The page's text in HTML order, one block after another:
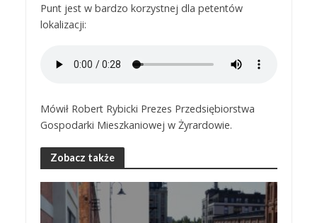
Punt jest w bardzo korzystnej dla petentów
lokalizacji:
Mówił Robert Rybicki Prezes Przedsiębiorstwa
Gospodarki Mieszkaniowej w Żyrardowie.
Zobacz także